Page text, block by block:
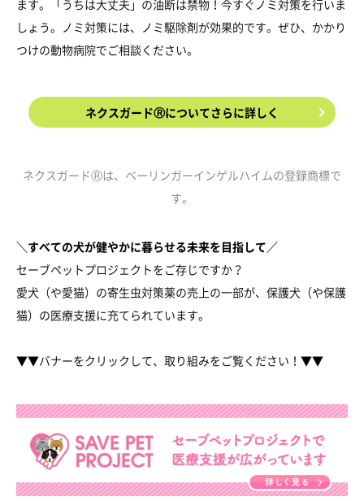
ます。「うちは大丈夫」の油断は禁物！今すぐノミ対策を行いま
しょう。ノミ対策には、ノミ駆除剤が効果的です。ぜひ、かかり
つけの動物病院でご相談ください。
ネクスガードⓇについてさらに詳しく
ネクスガードⓇは、ベーリンガーインゲルハイムの登録商標で
す。
＼すべての犬が健やかに暮らせる未来を目指して／
セーブペットプロジェクトをご存じですか？
愛犬（や愛猫）の寄生虫対策薬の売上の一部が、保護犬（や保護
猫）の医療支援に充てられています。
▼▼バナーをクリックして、取り組みをご覧ください！▼▼